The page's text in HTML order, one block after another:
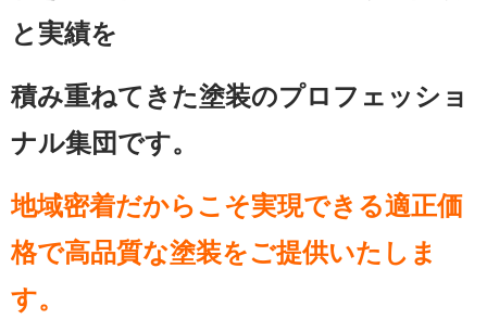
と実績を
積み重ねてきた塗装のプロフェッショ
ナル集団です。
地域密着だからこそ実現できる適正価
格で高品質な塗装をご提供いたしま
す。